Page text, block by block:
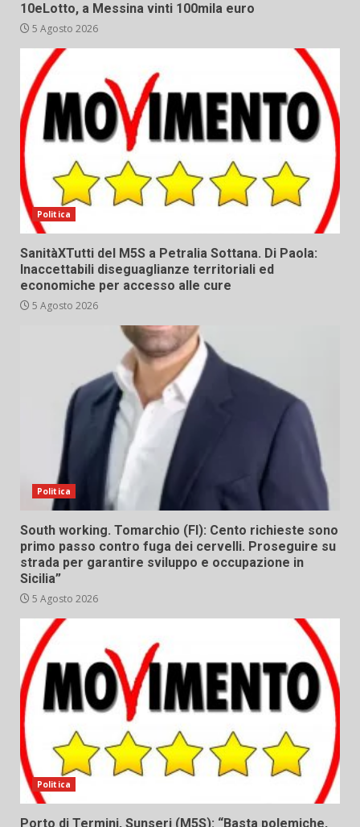
10eLotto, a Messina vinti 100mila euro
5 Agosto 2026
Politica
SanitàXTutti del M5S a Petralia Sottana. Di Paola:
Inaccettabili diseguaglianze territoriali ed
economiche per accesso alle cure
5 Agosto 2026
Politica
South working. Tomarchio (FI): Cento richieste sono
primo passo contro fuga dei cervelli. Proseguire su
strada per garantire sviluppo e occupazione in
Sicilia”
5 Agosto 2026
Politica
Porto di Termini, Sunseri (M5S): “Basta polemiche,